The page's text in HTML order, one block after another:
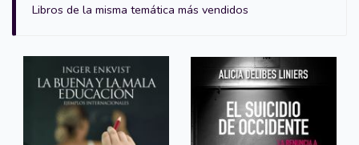
Libros de la misma temática más vendidos